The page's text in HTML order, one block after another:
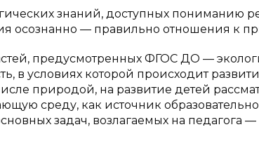
знаний, доступных пониманию
осознанно — правильно отношения к
предусмотренных ФГОС ДО —
в условиях которой происходит
природой, на развитие детей
среду, как источник
задач, возлагаемых на педагога —